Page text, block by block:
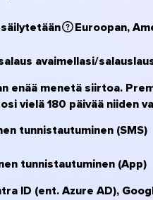
Euroopan,
avaimellasi/
enää menetä siirtoa.
vielä 180 päivää niiden
tunnistautuminen (SMS)
tunnistautuminen (App)
ID (ent. Azure AD),